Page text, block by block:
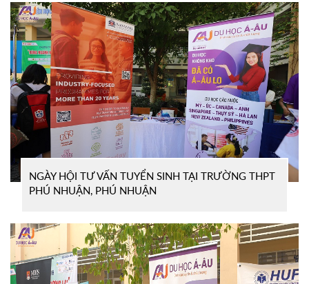
NGÀY HỘI TƯ VẤN TUYỂN SINH TẠI TRƯỜNG THPT
PHÚ NHUẬN, PHÚ NHUẬN